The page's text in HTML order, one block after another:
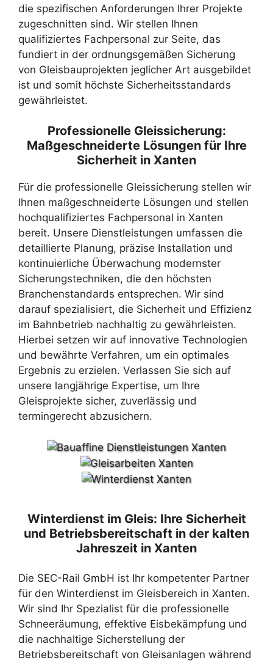
die spezifischen Anforderungen Ihrer Projekte
zugeschnitten sind. Wir stellen Ihnen
qualifiziertes Fachpersonal zur Seite, das
fundiert in der ordnungsgemäßen Sicherung
von Gleisbauprojekten jeglicher Art ausgebildet
ist und somit höchste Sicherheitsstandards
gewährleistet.
Professionelle Gleissicherung:
Maßgeschneiderte Lösungen für Ihre
Sicherheit in Xanten
Für die professionelle Gleissicherung stellen wir
Ihnen maßgeschneiderte Lösungen und stellen
hochqualifiziertes Fachpersonal in Xanten
bereit. Unsere Dienstleistungen umfassen die
detaillierte Planung, präzise Installation und
kontinuierliche Überwachung modernster
Sicherungstechniken, die den höchsten
Branchenstandards entsprechen. Wir sind
darauf spezialisiert, die Sicherheit und Effizienz
im Bahnbetrieb nachhaltig zu gewährleisten.
Hierbei setzen wir auf innovative Technologien
und bewährte Verfahren, um ein optimales
Ergebnis zu erzielen. Verlassen Sie sich auf
unsere langjährige Expertise, um Ihre
Gleisprojekte sicher, zuverlässig und
termingerecht abzusichern.
Winterdienst im Gleis: Ihre Sicherheit
und Betriebsbereitschaft in der kalten
Jahreszeit in Xanten
Die SEC-Rail GmbH ist Ihr kompetenter Partner
für den Winterdienst im Gleisbereich in Xanten.
Wir sind Ihr Spezialist für die professionelle
Schneeräumung, effektive Eisbekämpfung und
die nachhaltige Sicherstellung der
Betriebsbereitschaft von Gleisanlagen während